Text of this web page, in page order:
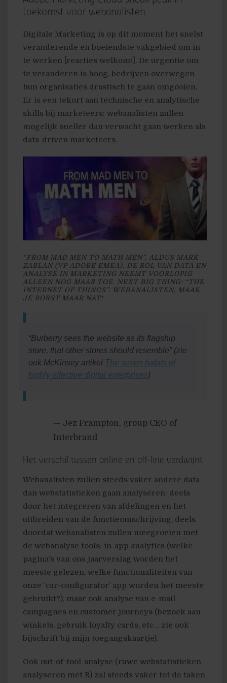
toekomst voor webanalisten
Digitale Marketing is op dit moment het snelst
veranderende en boeiendste vakgebied om in
te werken [reacties welkom!]. De urgentie om
te veranderen is hoog, bedrijven overwegen
hun organisaties drastisch te gaan omgooien.
Er is een tekort aan technische en analytische
skills bij marketeers: webanalisten zullen
mogelijk sneller dan verwacht gaan werken als
data-driven marketeers.
“FROM MAD MEN TO MATH MEN”, ALDUS MARK
ZABLAN (VP ADOBE EMEA): DE ROL VAN DATA EN
ANALYSE IN MARKETING NEEMT VOORLOPIG
ALLEEN NOG MAAR TOE. NEXT BIG THING: “THE
INTERNET OF THINGS”. WEBANALISTEN, MAAK
JE BORST MAAR NAT!
“Burberry sees the website as its flagship
store, that other stores should resemble” (zie
ook McKinsey artikel The seven habits of
highly effective digital enterprises)
— Jez Frampton, group CEO of
Interbrand
Het verschil tussen online en off-line verdwijnt
Webanalisten zullen steeds vaker andere data
dan webstatistieken gaan analyseren: deels
door het integreren van afdelingen en het
uitbreiden van de functieomschrijving, deels
doordat webanalisten zullen meegroeien met
de webanalyse tools: in-app analytics (welke
pagina’s van ons jaarverslag worden het
meeste gelezen, welke functionaliteiten van
onze ‘car-configurator’ app worden het meeste
gebruikt?), maar ook analyse van e-mail
campagnes en customer journeys (bezoek aan
winkels, gebruik loyalty cards, etc… zie ook
bijschrift bij mijn toegangskaartje).
Ook out-of-tool-analyse (ruwe webstatistieken
analyseren met R) zal steeds vaker tot de taken